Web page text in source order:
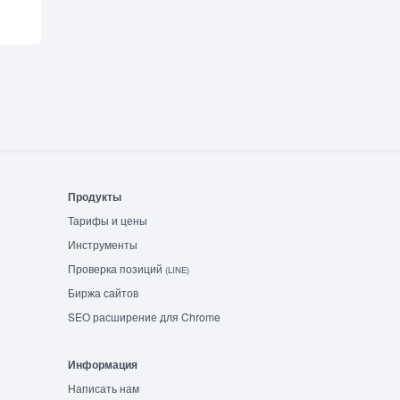
Продукты
Тарифы и цены
Инструменты
Проверка позиций (LINE)
Биржа сайтов
SEO расширение для Chrome
Информация
Написать нам